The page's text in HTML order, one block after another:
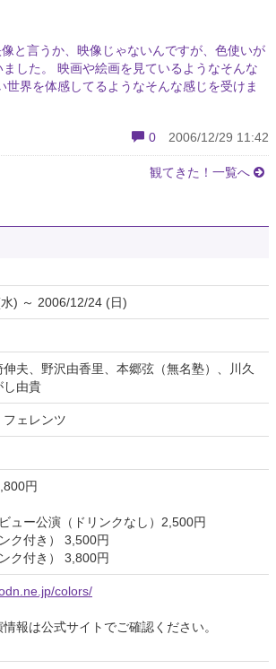
と言うか、映像じゃないんですが、色使いが
した。 映画や絵画を見ているようなそんな
世界を体感してるようなそんな感じを受けま
0 2006/12/29 11:42
観てきた！一覧へ
) ～ 2006/12/24 (日)
夫、野沢由香里、本郷弦（無名塾）、川久
し由貴
ェレンツ
円
ュー公演（ドリンクなし）2,500円
ク付き） 3,500円
ク付き） 3,800円
colors/
報は公式サイトでご確認ください。